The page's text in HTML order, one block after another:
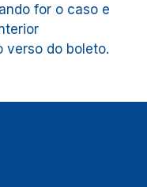
for o caso e
verso do boleto.